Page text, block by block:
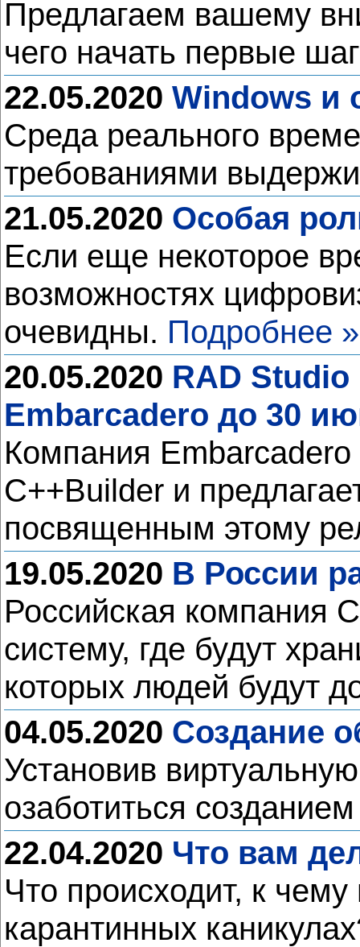
Предлагаем вашему
чего начать первые
22.05.2020 Windows и
Среда реального
требованиями
21.05.2020 Особая
Если еще некоторое
возможностях
очевидны. Подробнее »
20.05.2020 RAD
Embarcadero до 30
Компания
C++Builder и
посвященным этому
19.05.2020 В России
Российская компания
систему, где будут
которых людей будут
04.05.2020 Создание
Установив
озаботиться
22.04.2020 Что вам
Что происходит, к
карантинных